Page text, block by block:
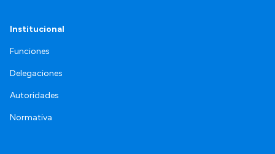
Institucional
Funciones
Delegaciones
Autoridades
Normativa